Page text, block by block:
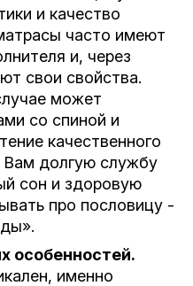
и качество
часто имеют
и, через
свои свойства.
может
со спиной и
качественного
Вам долгую службу
сон и здоровую
про пословицу -
особенностей.
именно